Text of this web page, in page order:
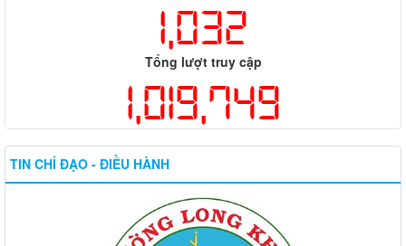
1,032
Tổng lượt truy cập
1,019,749
TIN CHỈ ĐẠO - ĐIỀU HÀNH